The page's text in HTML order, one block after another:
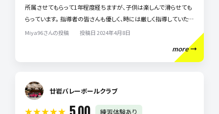
所属させてもらって1年程度経ちますが、子供は楽しんで滑らせても
らっています。 指導者の皆さんも優しく、時には厳しく指導していただ
けるのでメンタル面でも成長させていただいてます。 所属する、お兄
求めて県外に行くこともありますが、他の指導者さんの指導も受け
ドスケートさせていただいております。
Miya96さんの投稿 投稿日 2024年4月8日
more
廿岩バレーボールクラブ
練習体験あり